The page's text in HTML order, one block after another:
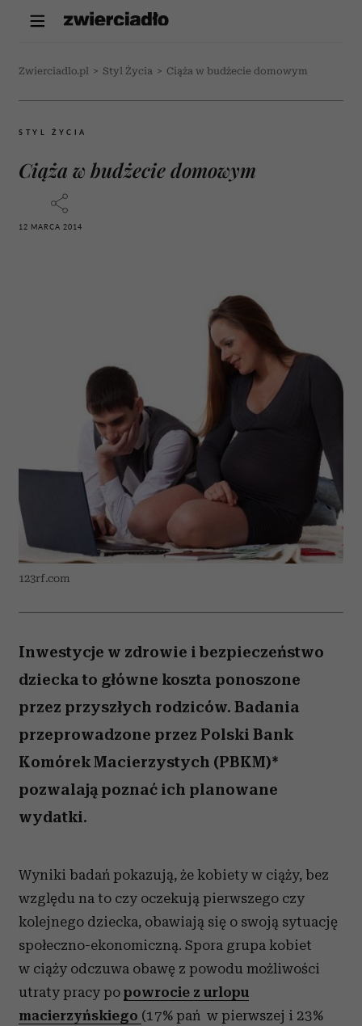
Zwierciadlo.pl > Styl Życia > Ciąża w budżecie domowym
STYL ŻYCIA
Ciąża w budżecie domowym
12 MARCA 2014
123rf.com
Inwestycje w zdrowie i bezpieczeństwo
dziecka to główne koszta ponoszone
przez przyszłych rodziców. Badania
przeprowadzone przez Polski Bank
Komórek Macierzystych (PBKM)*
pozwalają poznać ich planowane
wydatki.
Wyniki badań pokazują, że kobiety w ciąży, bez
względu na to czy oczekują pierwszego czy
kolejnego dziecka, obawiają się o swoją sytuację
społeczno-ekonomiczną. Spora grupa kobiet
w ciąży odczuwa obawę z powodu możliwości
utraty pracy po powrocie z urlopu
macierzyńskiego (17% pań w pierwszej i 23%